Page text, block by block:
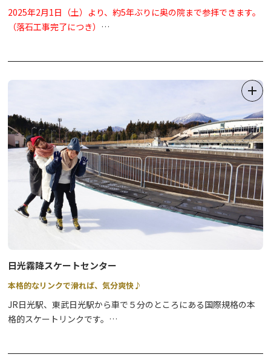
2025年2月1日（土）より、約5年ぶりに奥の院まで参拝できます。
（落石工事完了につき）
※卵は十分な数が用意されていますので、無くなることはありませ
ん。
※堂内には昇殿できません。
子授け・安産のご利益があると伝えられている「鶴の子観音」が祀
られているお堂で例年３月の最終日曜日に開催されるお祭りです。
参拝者が子宝を祈願して卵を１個貰い受け、子供が産まれたら（子
供を授かったら）お礼に卵を倍の２個返すという風習があります。
※岩崎観世音堂は、普段は無人のお堂です。卵のお返しをご希望の
い）」の際にぜひお越し下さい。
日光霧降スケートセンター
本格的なリンクで滑れば、気分爽快♪
JR日光駅、東武日光駅から車で５分のところにある国際規格の本
格的スケートリンクです。